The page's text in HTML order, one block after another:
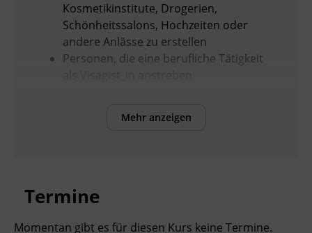
Kosmetikinstitute, Drogerien,
Schönheitssalons, Hochzeiten oder
andere Anlässe zu erstellen
Personen, die eine berufliche Tätigkeit
Inhalte
Mehr anzeigen
Termine
Momentan gibt es für diesen Kurs keine Termine.